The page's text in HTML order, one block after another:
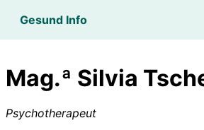
Gesund Info
Mag.ª Silvia
Psychotherapeut